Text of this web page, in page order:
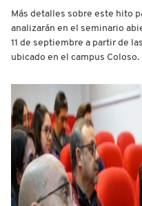
Más detalles sobre este hito
analizarán en el seminario
11 de septiembre a partir de
ubicado en el campus Coloso.